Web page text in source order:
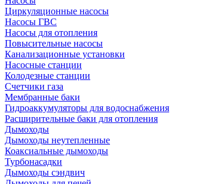
Циркуляционные насосы
Насосы ГВС
Насосы для отопления
Повысительные насосы
Канализационные установки
Насосные станции
Колодезные станции
Счетчики газа
Мембранные баки
Гидроаккумуляторы для водоснабжения
Расширительные баки для отопления
Дымоходы
Дымоходы неутепленные
Коаксиальные дымоходы
Турбонасадки
Дымоходы сэндвич